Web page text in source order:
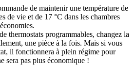
de maintenir une température de
de vie et de 17 °C dans les chambres
thermostats programmables, changez la
une pièce à la fois. Mais si vous
il fonctionnera à plein régime pour
sera pas plus économique !